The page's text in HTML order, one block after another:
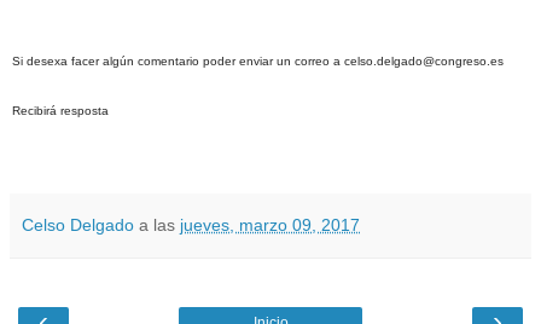
Si desexa facer algún comentario poder enviar un correo a celso.delgado@congreso.es
Recibirá resposta
Celso Delgado a las jueves, marzo 09, 2017